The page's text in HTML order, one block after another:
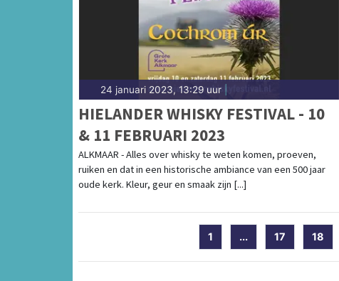
24 januari 2023, 13:29 uur |
HIELANDER WHISKY FESTIVAL - 10
& 11 FEBRUARI 2023
ALKMAAR - Alles over whisky te weten komen, proeven,
ruiken en dat in een historische ambiance van een 500 jaar
oude kerk. Kleur, geur en smaak zijn [...]
1 ... 17 18